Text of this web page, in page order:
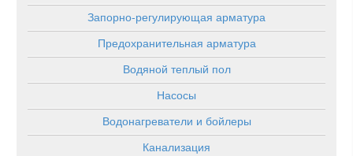
Запорно-регулирующая арматура
Предохранительная арматура
Водяной теплый пол
Насосы
Водонагреватели и бойлеры
Канализация